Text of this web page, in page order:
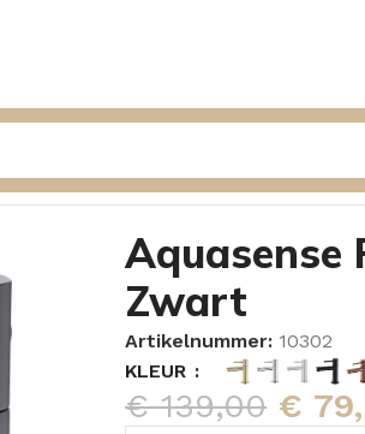
Aquasense
Zwart
Artikelnummer: 10302
KLEUR
€139,00 €